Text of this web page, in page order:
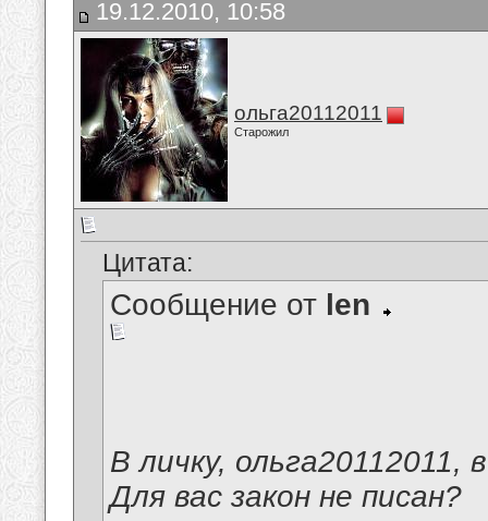
19.12.2010, 10:58
ольга20112011
Старожил
Цитата:
Сообщение от len
В личку, ольга20112011,
Для вас закон не писан?